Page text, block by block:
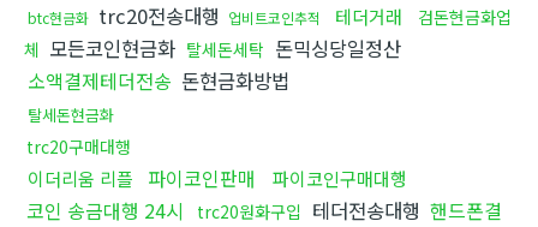
btc현금화 trc20전송대행 업비트코인추적 테더거래
검돈현금화업
체 모든코인현금화 탈세돈세탁 돈믹싱당일정산
소액결제테더전송 돈현금화방법
탈세돈현금화
trc20구매대행
이더리움 리플 파이코인판매 파이코인구매대행
코인 송금대행 24시 trc20원화구입 테더전송대행 핸드폰결